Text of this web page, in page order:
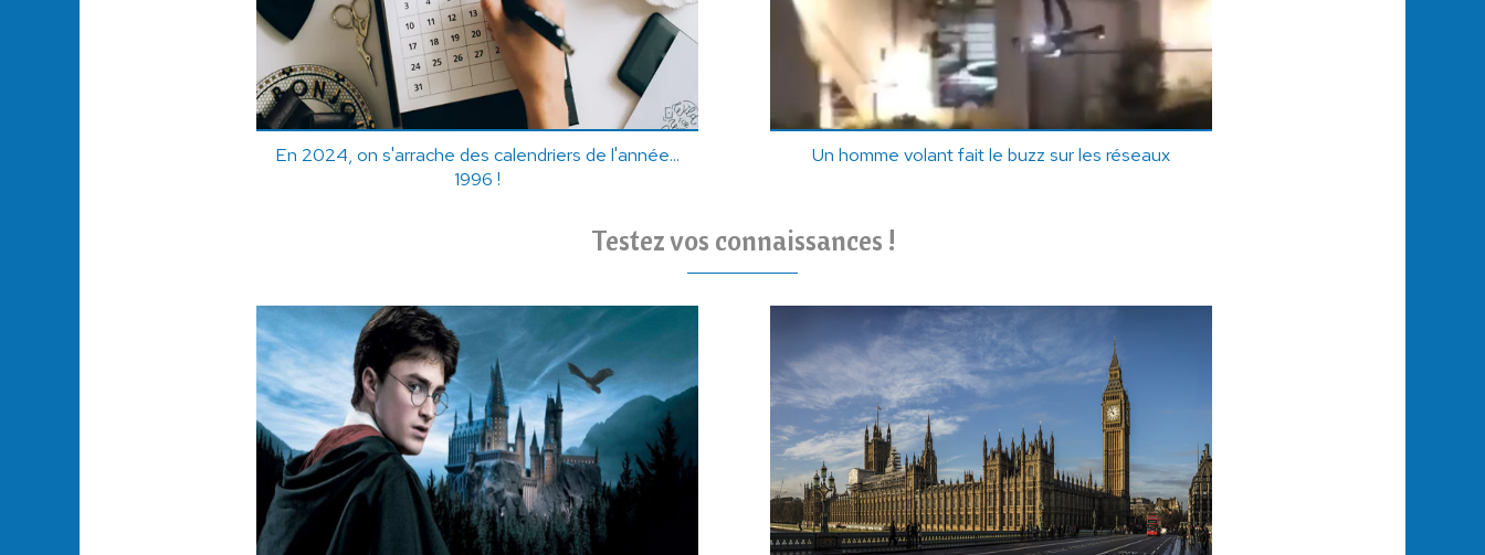
En 2024, on s'arrache des calendriers de l'année...
1996 !
Un homme volant fait le buzz sur les réseaux
Testez vos connaissances !